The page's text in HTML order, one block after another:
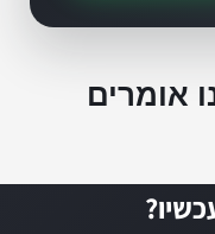
אומרים